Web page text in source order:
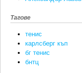
Тагове
тенис
карлсберг къп
бг тенис
бнтц